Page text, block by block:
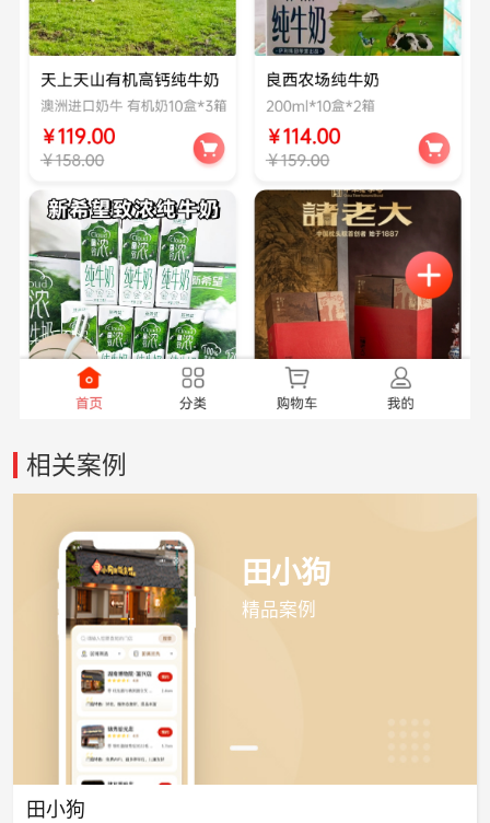
相关案例
田小狗
精品案例
田小狗